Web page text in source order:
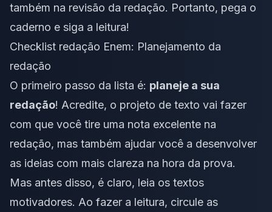
também na revisão da redação. Portanto, pega o
caderno e siga a leitura!
Checklist redação Enem: Planejamento da
redação
O primeiro passo da lista é: planeje a sua
redação! Acredite, o projeto de texto vai fazer
com que você tire uma nota excelente na
redação, mas também ajudar você a desenvolver
as ideias com mais clareza na hora da prova.
Mas antes disso, é claro, leia os textos
motivadores. Ao fazer a leitura, circule as